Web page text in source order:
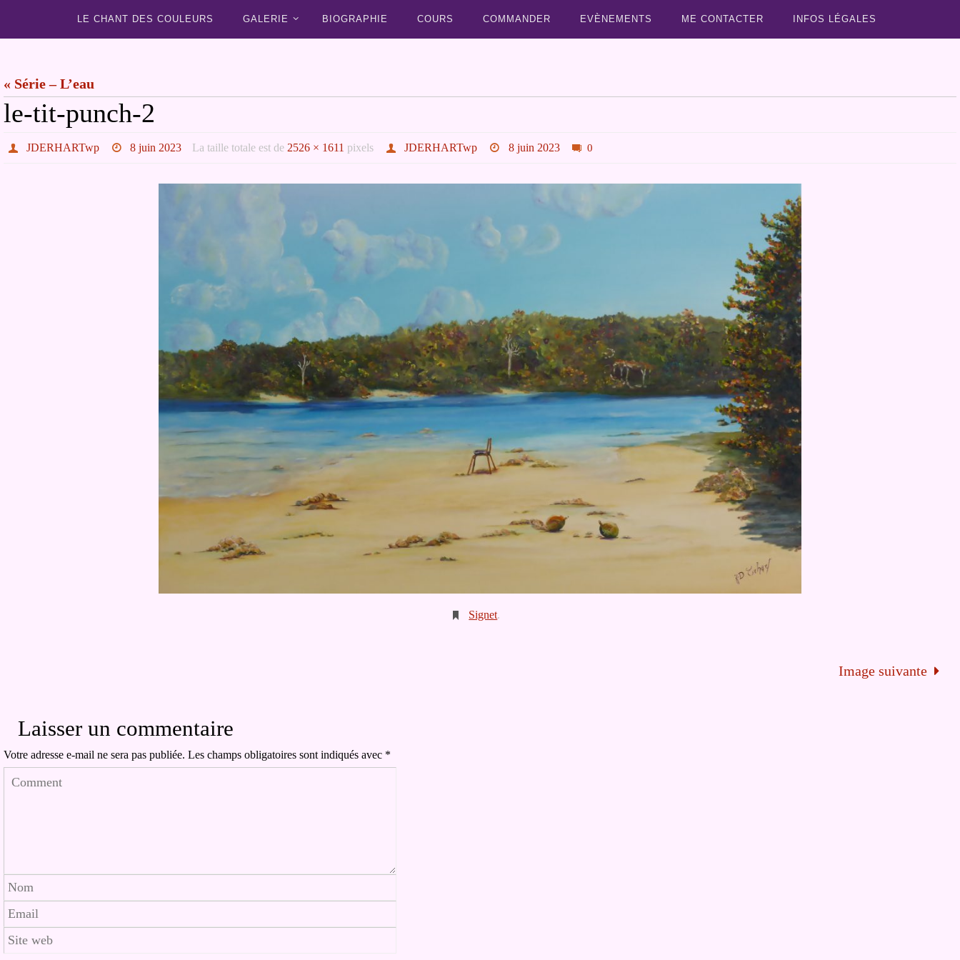
vers
contenu
LE CHANT DES COULEURS GALERIE BIOGRAPHIE COURS COMMANDER EVÈNEMENTS ME CONTACTER INFOS LÉGALES
« Série – L’eau
le-tit-punch-2
JDERHARTwp 8 juin 2023 La taille totale est de 2526 × 1611 pixels JDERHARTwp 8 juin 2023 0
Signet.
Image suivante
Laisser un commentaire
Votre adresse e-mail ne sera pas publiée. Les champs obligatoires sont indiqués avec *